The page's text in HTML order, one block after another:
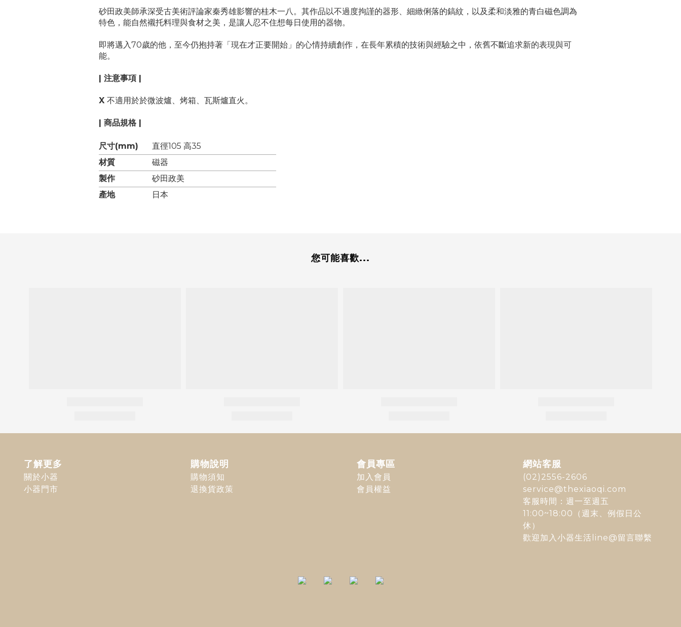
砂田政美師承深受古美術評論家秦秀雄影響的桂木一八。其作品以不過度拘謹的器形、細緻俐落的鎬紋，以及柔和淡雅的青白磁色調為
特色，能自然襯托料理與食材之美，是讓人忍不住想每日使用的器物。
即將邁入70歲的他，至今仍抱持著「現在才正要開始」的心情持續創作，在長年累積的技術與經驗之中，依舊不斷追求新的表現與可
能。
| 注意事項 |
X 不適用於於微波爐、烤箱、瓦斯爐直火。
| 商品規格 |
尺寸(mm)
直徑105 高35
材質
磁器
製作
砂田政美
產地
日本
您可能喜歡...
了解更多
關於小器
小器門市
購物說明
購物須知
退換貨政策
會員專區
加入會員
會員權益
網站客服
(02)2556-2606
service@thexiaoqi.com
客服時間：週一至週五
11:00~18:00（週末、例假日公
休）
歡迎加入 小器生活line@留言聯繫